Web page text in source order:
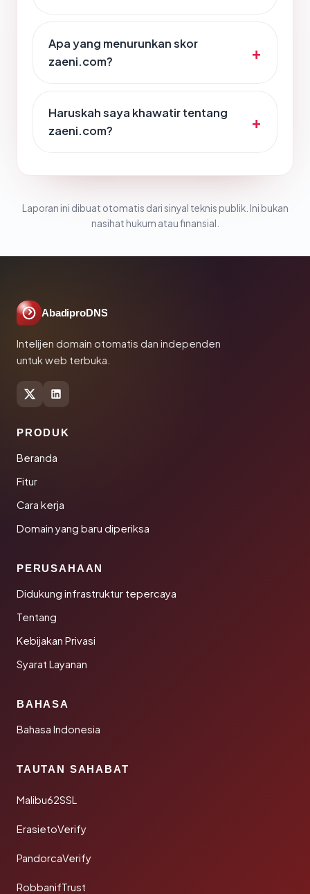
Apa yang menurunkan skor
zaeni.com?
Haruskah saya khawatir tentang
zaeni.com?
Laporan ini dibuat otomatis dari sinyal teknis publik. Ini bukan
nasihat hukum atau finansial.
AbadiproDNS
Intelijen domain otomatis dan independen
untuk web terbuka.
PRODUK
Beranda
Fitur
Cara kerja
Domain yang baru diperiksa
PERUSAHAAN
Didukung infrastruktur tepercaya
Tentang
Kebijakan Privasi
Syarat Layanan
BAHASA
Bahasa Indonesia
TAUTAN SAHABAT
Malibu62SSL
ErasietoVerify
PandorcaVerify
RobbanifTrust